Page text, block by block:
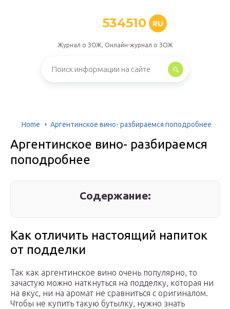
534510 RU
Журнал о ЗОЖ, Онлайн-журнал о ЗОЖ
Home Аргентинское вино- разбираемся поподробнее
Аргентинское вино- разбираемся
поподробнее
Содержание:
Как отличить настоящий напиток
от подделки
Так как аргентинское вино очень популярно, то
зачастую можно наткнуться на подделку, которая ни
на вкус, ни на аромат не сравниться с оригиналом.
Чтобы не купить такую бутылку, нужно знать